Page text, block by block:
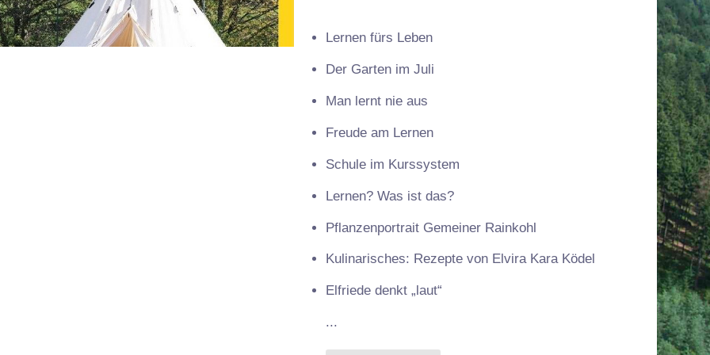
Lernen fürs Leben
Der Garten im Juli
Man lernt nie aus
Freude am Lernen
Schule im Kurssystem
Lernen? Was ist das?
Pflanzenportrait Gemeiner Rainkohl
Kulinarisches: Rezepte von Elvira Kara Ködel
Elfriede denkt „laut“
...